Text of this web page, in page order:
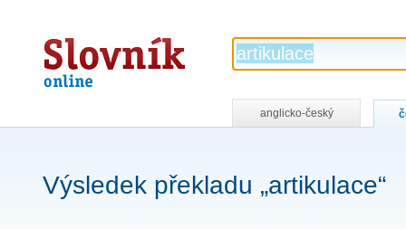
Slovník
online
anglicko-český
Výsledek překladu „artikulace“